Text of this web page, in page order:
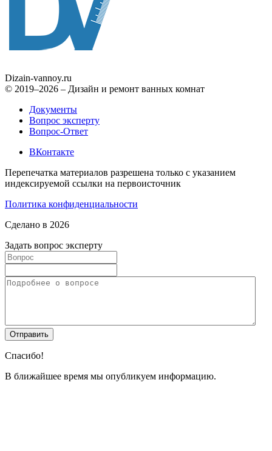
Dizain-vannoy.ru
© 2019–2026 – Дизайн и ремонт ванных комнат
Документы
Вопрос эксперту
Вопрос-Ответ
ВКонтакте
Перепечатка материалов разрешена только с указанием
индексируемой ссылки на первоисточник
Политика конфиденциальности
Сделано в 2026
Задать вопрос эксперту
Спасибо!
В ближайшее время мы опубликуем информацию.